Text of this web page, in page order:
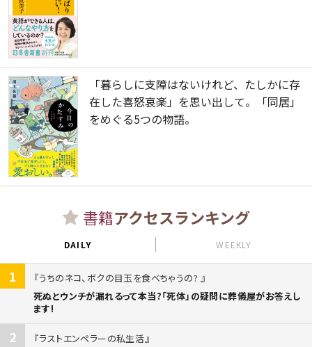
「暮らしに支障はないけれど、たしかに存
在した喜怒哀楽」を思い出して。「同居」
をめぐる5つの物語。
書籍アクセスランキング
DAILY WEEKLY
1
うちのネコ、ボクの目玉を食べちゃうの?
死ぬとウンチが漏れるって本当?「死体」の疑問に葬儀屋がお答えし
ます!
2
ラストエンペラーの私生活